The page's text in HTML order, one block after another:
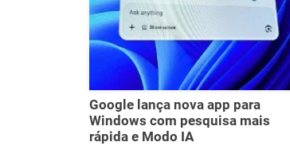
Google lança nova app para
Windows com pesquisa mais
rápida e Modo IA